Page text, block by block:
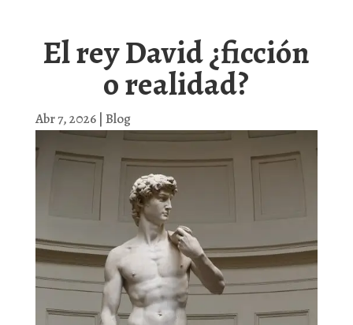
El rey David ¿ficción
o realidad?
Abr 7, 2026| Blog